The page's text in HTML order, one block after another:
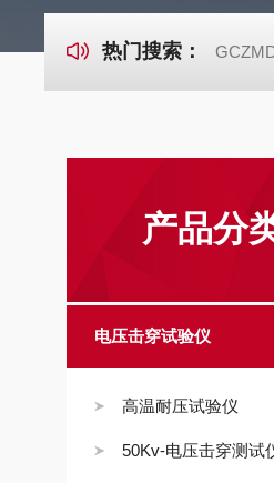
热门搜索：
产品分
电压击穿试验仪
高温耐压试验仪
50Kv-电压击穿测试